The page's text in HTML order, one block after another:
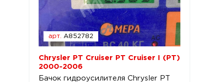
арт. A852782
Chrysler PT Cruiser PT Cruiser I (PT)
2000-2006
Бачок гидроусилителя Chrysler PT